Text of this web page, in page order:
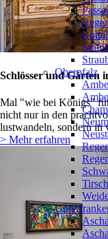
Schlösser und Gärten
Mal "wie bei Königs"
nicht nur in den
lustwandeln, sondern in
> Mehr erfahren
Oberpfalz
Cham